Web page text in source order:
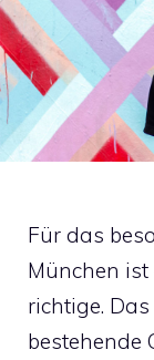
Für das
München ist
richtige.
bestehende